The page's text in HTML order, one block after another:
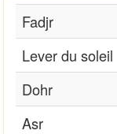
Fadjr
Lever du soleil
Dohr
Asr